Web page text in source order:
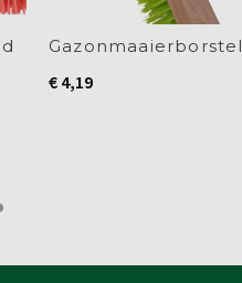
Gazonmaaierborstel
€ 4,19